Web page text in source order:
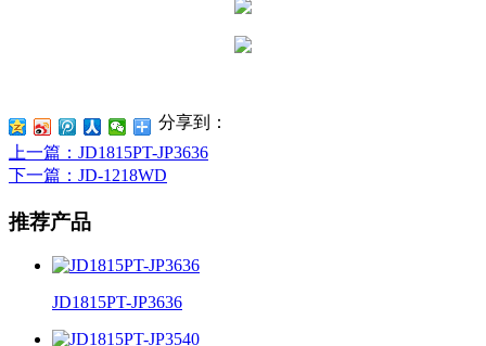
分享到：
上一篇 ：JD1815PT-JP3636
下一篇 ：JD-1218WD
推荐产品
JD1815PT-JP3636